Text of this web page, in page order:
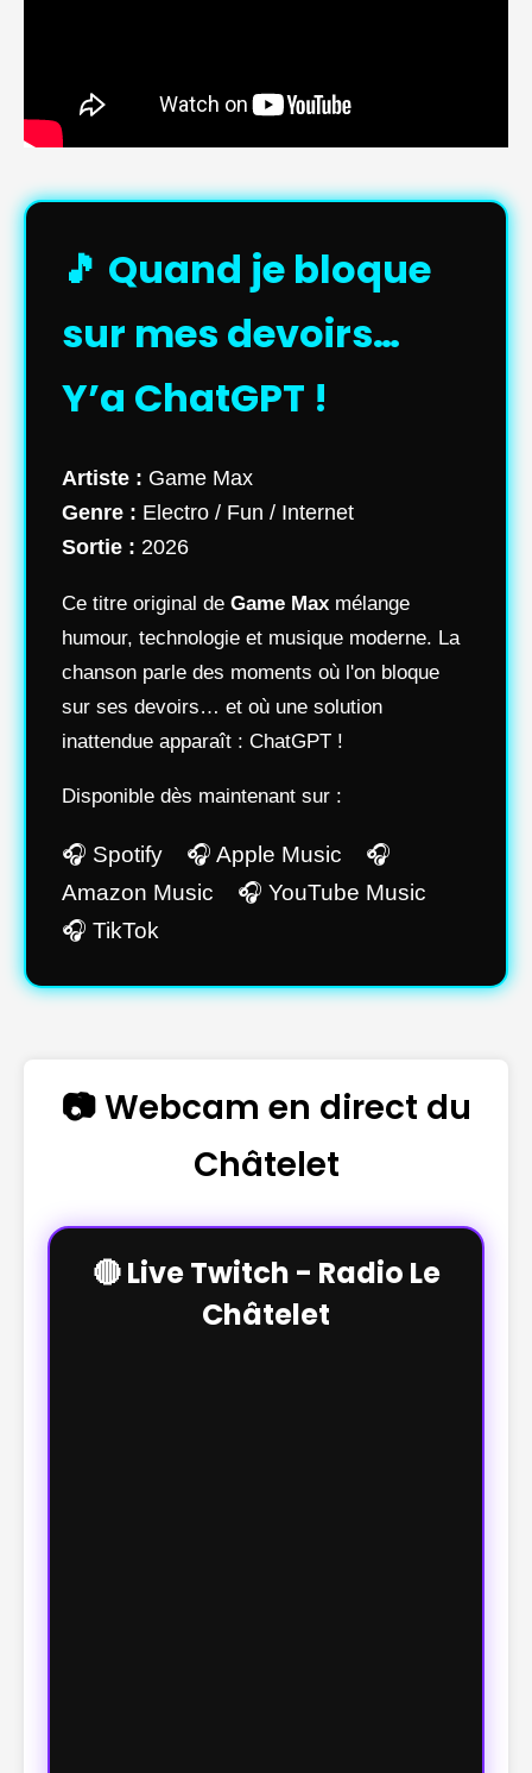
🎵 Quand je bloque
sur mes devoirs…
Y’a ChatGPT !
Artiste : Game Max
Genre : Electro / Fun / Internet
Sortie : 2026
Ce titre original de Game Max mélange
humour, technologie et musique moderne. La
chanson parle des moments où l'on bloque
sur ses devoirs… et où une solution
inattendue apparaît : ChatGPT !
Disponible dès maintenant sur :
🎧 Spotify 🎧 Apple Music 🎧
Amazon Music 🎧 YouTube Music
🎧 TikTok
📷 Webcam en direct du
Châtelet
🔴 Live Twitch - Radio Le
Châtelet